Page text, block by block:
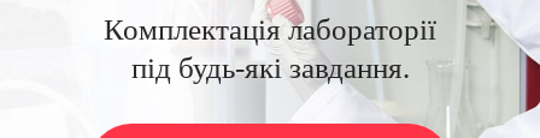
Комплектація лабораторії
під будь-які завдання.